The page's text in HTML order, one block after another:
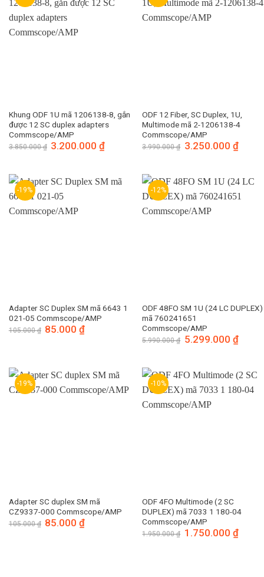
Khung ODF 1U mã 1206138-8, gắn
được 12 SC duplex adapters
Commscope/AMP
3.850.000₫ Giá
gốc
3.200.000₫
3.200.000 ₫.
ODF 12 Fiber, SC Duplex, 1U,
Multimode mã 2-1206138-4
Commscope/AMP
3.990.000₫ Giá
gốc
3.250.000 ₫Giá
-19%
Adapter SC Duplex SM mã 6643 1
021-05 Commscope/AMP
105.000₫ Giá
gốc
85.000₫
-12%
ODF 48FO SM 1U (24 LC DUPLEX)
mã 760241651
Commscope/AMP
5.990.000₫ Giá
gốc
5.299.000 ₫Giá
-19%
Adapter SC duplex SM mã
CZ9337-000 Commscope/AMP
105.000₫ Giá
gốc
85.000₫
-10%
ODF 4FO Multimode (2 SC
DUPLEX) mã 7033 1 180-04
Commscope/AMP
1.950.000₫ Giá
gốc
1.750.000 ₫Giá